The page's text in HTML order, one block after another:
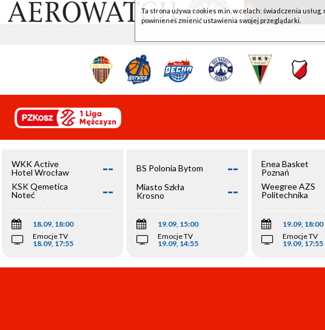
WKK Active
Hotel Wrocław
--
KSK Qemetica
Noteć
Inowrocław
--
18.09, 18:00
Emocje TV
18.09, 17:55
BS Polonia Bytom --
Miasto Szkła
Krosno
--
19.09, 15:00
Emocje TV
19.09, 14:55
Enea Basket
Poznań
Weegree AZS
Politechnika
19.09, 18:00
Emocje TV
19.09, 17:55
Ta strona używa cookies m.in. w celach: świadczenia
powinieneś zmienić ustawienia swojej przeglądarki.